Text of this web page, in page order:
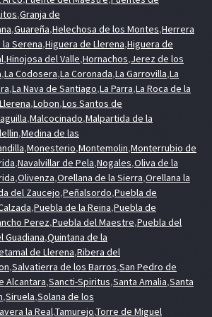
,Granja de
,Guareña,Helechosa de los Montes,Herrera
Serena,Higuera de Llerena,Higuera de
,Hinojosa del Valle,Hornachos,Jerez de los
,La Codosera,La Coronada,La Garrovilla,La
,La Nava de Santiago,La Parra,La Roca de la
Llerena,Lobon,Los Santos de
,Malcocinado,Malpartida de la
,Medina de las
,Monesterio,Montemolin,Monterrubio de
,Navalvillar de Pela,Nogales,Oliva de la
,Olivenza,Orellana de la Sierra,Orellana la
del Zaucejo,Peñalsordo,Puebla de
,Puebla de la Reina,Puebla de
Perez,Puebla del Maestre,Puebla del
Guadiana,Quintana de la
de Llerena,Ribera del
,Salvatierra de los Barros,San Pedro de
Alcantara,Sancti-Spiritus,Santa Amalia,Santa
,Siruela,Solana de los
la Real,Tamurejo,Torre de Miguel